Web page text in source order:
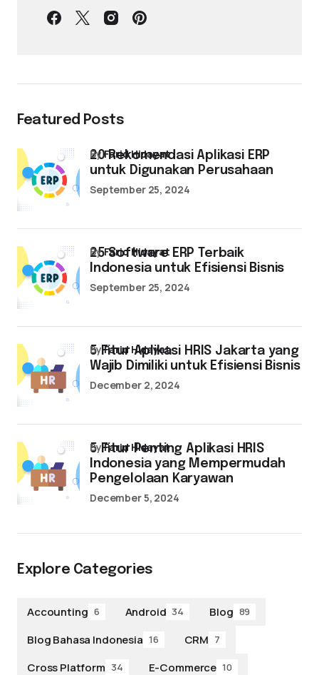
Featured Posts
20 Rekomendasi Aplikasi ERP
untuk Digunakan Perusahaan
byFarid Hidayat
September 25, 2024
25 Software ERP Terbaik
Indonesia untuk Efisiensi Bisnis
byFarid Hidayat
September 25, 2024
5 Fitur Aplikasi HRIS Jakarta yang
Wajib Dimiliki untuk Efisiensi Bisnis
byFarid Hidayat
December 2, 2024
5 Fitur Penting Aplikasi HRIS
Indonesia yang Mempermudah
Pengelolaan Karyawan
byFarid Hidayat
December 5, 2024
Explore Categories
Accounting 6 Android 34 Blog 89
Blog Bahasa Indonesia 16 CRM 7
Cross Platform 34 E-Commerce 10